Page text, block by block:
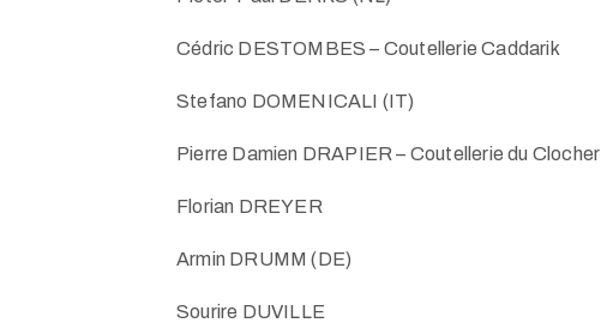
Cédric DESTOMBES – Coutellerie Caddarik
Stefano DOMENICALI (IT)
Pierre Damien DRAPIER – Coutellerie du Clocher
Florian DREYER
Armin DRUMM (DE)
Sourire DUVILLE